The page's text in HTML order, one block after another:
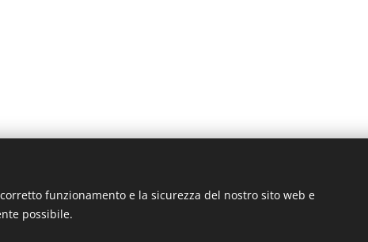
S.S.D. MC GROUP DANCING SCHOOL SRLvia Tre Venezie 79
funzionamento e la sicurezza del nostro sito web e
possibile.